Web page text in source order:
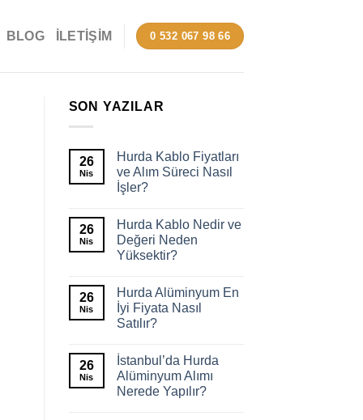
BLOG İLETIŞIM 0 532 067 98 66
SON YAZILAR
26
Nis
Hurda Kablo Fiyatları
ve Alım Süreci Nasıl
İşler?
26
Nis
Hurda Kablo Nedir ve
Değeri Neden
Yüksektir?
26
Nis
Hurda Alüminyum En
İyi Fiyata Nasıl
Satılır?
26
Nis
İstanbul’da Hurda
Alüminyum Alımı
Nerede Yapılır?